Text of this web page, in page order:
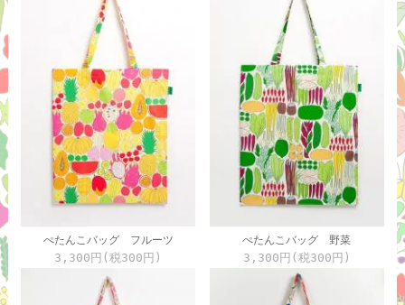
ぺたんこバッグ フルーツ
3,300円(税300円)
ぺたんこバッグ 野菜
3,300円(税300円)